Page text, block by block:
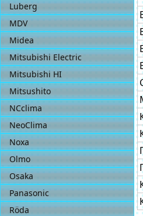
Luberg
MDV
Midea
Mitsubishi Electric
Mitsubishi HI
Mitsushito
NCclima
NeoСlima
Noxa
Olmo
Osaka
Panasonic
Röda